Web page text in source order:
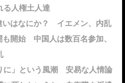
人権土人達
いはなにか？ イエメン、内乱
開始 中国人は数百名参加、
に」という風潮 安易な人情論